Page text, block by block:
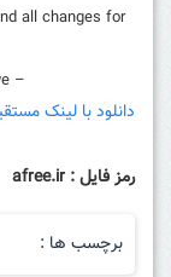
all changes for
– Shows statistics and charts about your disk drive
دانلود با لینک مستقیم
رمز فایل : afree.ir
برچسب ها :